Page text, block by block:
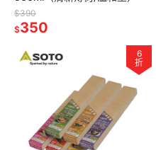
$390
$350
6
折